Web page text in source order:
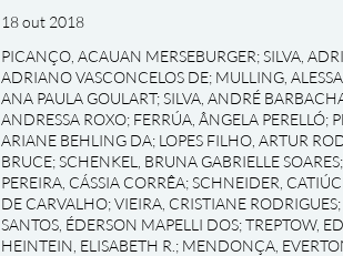
18 out 2018
PICANÇO, ACAUAN MERSEBURGER;SILVA,
ADRIANO VASCONCELOS DE; MULLING,
ANA PAULA GOULART;SILVA, ANDRÉ
ANDRESSA ROXO; FERRÚA, ÂNGELA PERELLÓ;
ARIANE BEHLING DA; LOPES FILHO, ARTUR
BRUCE;SCHENKEL, BRUNA GABRIELLE SOARES;
PEREIRA, CÁSSIA CORRÊA;SCHNEIDER,
DE CARVALHO;VIEIRA, CRISTIANE RODRIGUES;
SANTOS, ÉDERSON MAPELLI DOS;TREPTOW,
HEINTEIN, ELISABETH R. ; MENDONÇA,